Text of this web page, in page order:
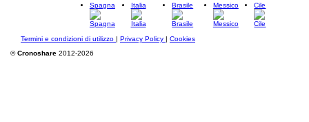
Spagna
Italia Brasile Messico Cile
Termini e condizioni di utilizzo | Privacy Policy | Cookies
©Cronoshare 2012-2026